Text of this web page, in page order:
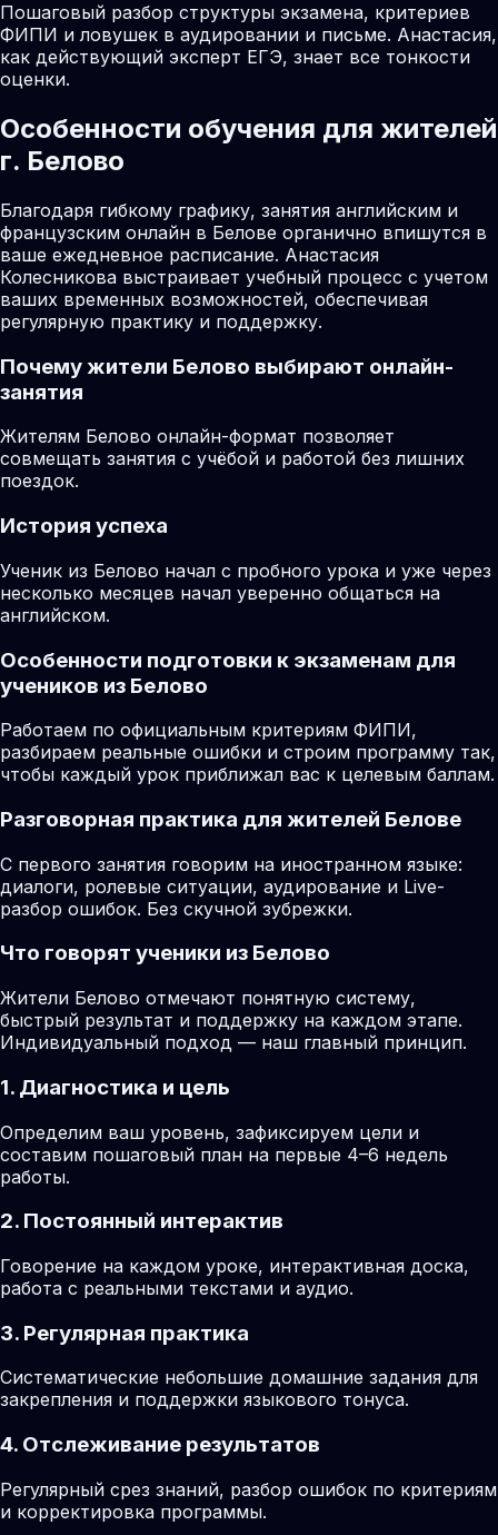
Пошаговый разбор структуры экзамена, критериев
ФИПИ и ловушек в аудировании и письме. Анастасия,
как действующий эксперт ЕГЭ, знает все тонкости
оценки.
Особенности обучения для жителей
г. Белово
Благодаря гибкому графику, занятия английским и
французским онлайн в Белове органично впишутся в
ваше ежедневное расписание. Анастасия
Колесникова выстраивает учебный процесс с учетом
ваших временных возможностей, обеспечивая
регулярную практику и поддержку.
Почему жители Белово выбирают онлайн-
занятия
Жителям Белово онлайн-формат позволяет
совмещать занятия с учёбой и работой без лишних
поездок.
История успеха
Ученик из Белово начал с пробного урока и уже через
несколько месяцев начал уверенно общаться на
английском.
Особенности подготовки к экзаменам для
учеников из Белово
Работаем по официальным критериям ФИПИ,
разбираем реальные ошибки и строим программу так,
чтобы каждый урок приближал вас к целевым баллам.
Разговорная практика для жителей Белове
С первого занятия говорим на иностранном языке:
диалоги, ролевые ситуации, аудирование и Live-
разбор ошибок. Без скучной зубрежки.
Что говорят ученики из Белово
Жители Белово отмечают понятную систему,
быстрый результат и поддержку на каждом этапе.
Индивидуальный подход — наш главный принцип.
1. Диагностика и цель
Определим ваш уровень, зафиксируем цели и
составим пошаговый план на первые 4–6 недель
работы.
2. Постоянный интерактив
Говорение на каждом уроке, интерактивная доска,
работа с реальными текстами и аудио.
3. Регулярная практика
Систематические небольшие домашние задания для
закрепления и поддержки языкового тонуса.
4. Отслеживание результатов
Регулярный срез знаний, разбор ошибок по критериям
и корректировка программы.